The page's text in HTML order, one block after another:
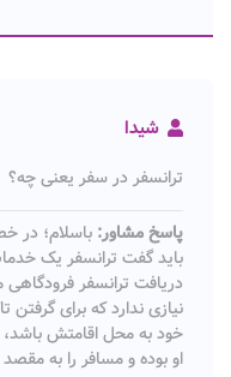
شیدا
ترانسفر در سفر یعنی چه؟
پاسخ مشاور: باسلام؛ در
باید گفت ترانسفر یک
دریافت ترانسفر
نیازی ندارد که برای گرفتن
خود به محل اقامتش
او بوده و مسافر را به